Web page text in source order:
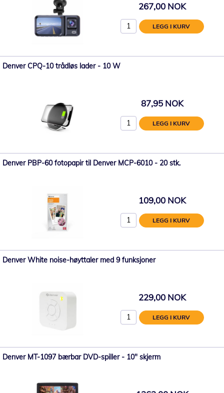
267,00 NOK
LEGG I KURV
Denver CPQ-10 trådløs lader - 10 W
87,95 NOK
LEGG I KURV
Denver PBP-60 fotopapir til Denver MCP-6010 - 20 stk.
109,00 NOK
LEGG I KURV
Denver White noise-høyttaler med 9 funksjoner
229,00 NOK
LEGG I KURV
Denver MT-1097 bærbar DVD-spiller - 10" skjerm